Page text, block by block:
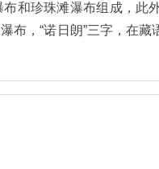
和珍珠滩瀑布组成，此
布，“诺日朗”三字，在